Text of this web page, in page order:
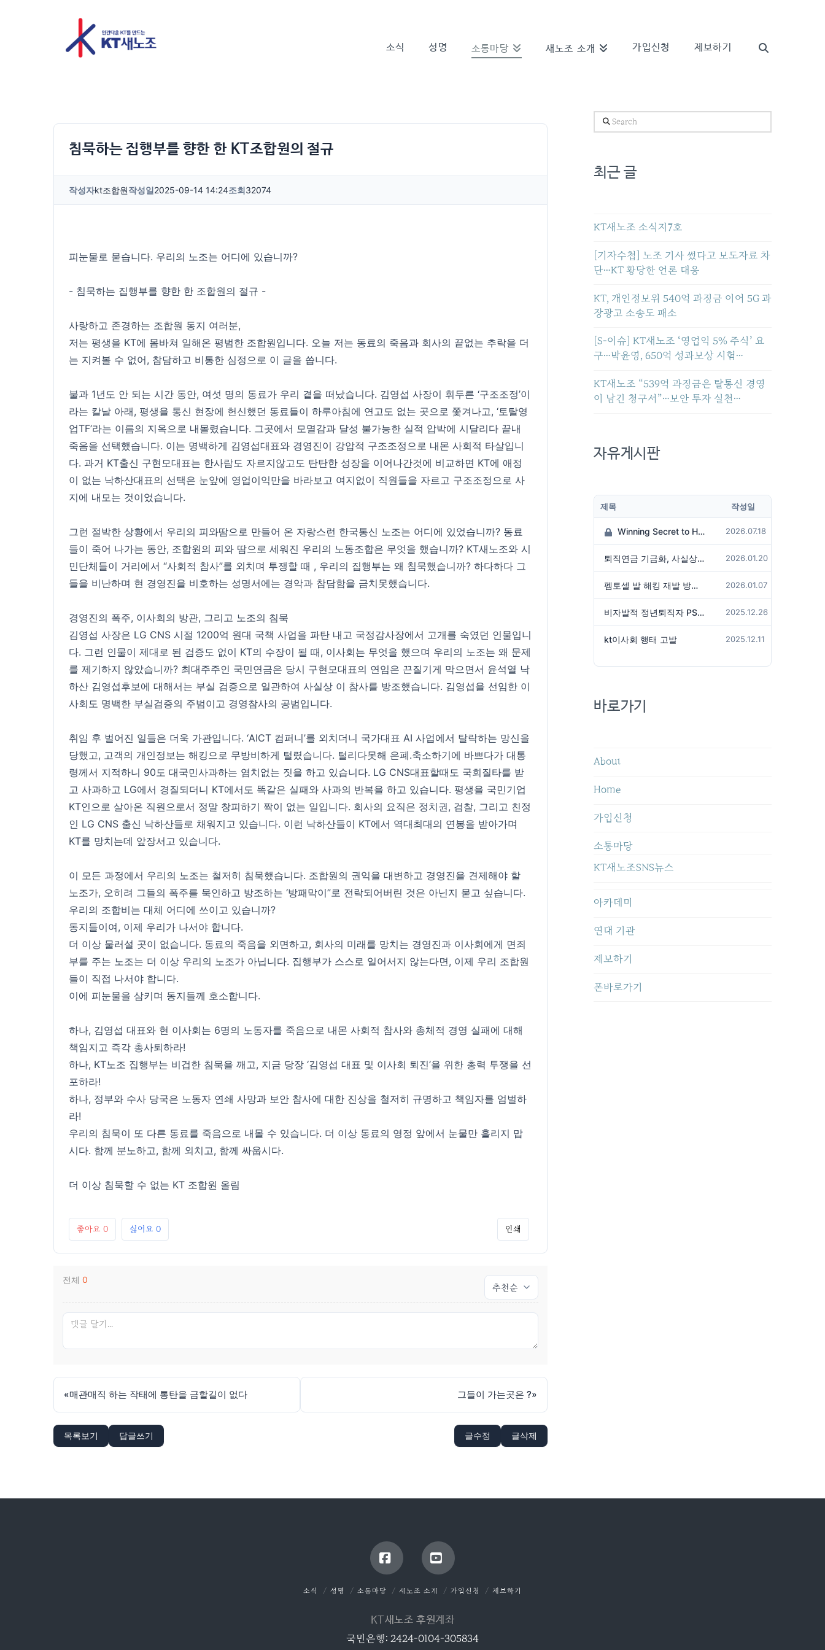
소식 성명 소통마당 새노조 소개 가입신청 제보하기
침묵하는 집행부를 향한 한 KT조합원의 절규
작성자kt조합원작성일2025-09-14 14:24조회32074
피눈물로 묻습니다. 우리의 노조는 어디에 있습니까?
- 침묵하는 집행부를 향한 한 조합원의 절규 -
사랑하고 존경하는 조합원 동지 여러분,
저는 평생을 KT에 몸바쳐 일해온 평범한 조합원입니다. 오늘 저는 동료의 죽음과 회사의 끝없는 추락을 더
는 지켜볼 수 없어, 참담하고 비통한 심정으로 이 글을 씁니다.
불과 1년도 안 되는 시간 동안, 여섯 명의 동료가 우리 곁을 떠났습니다. 김영섭 사장이 휘두른 ‘구조조정’이
라는 칼날 아래, 평생을 통신 현장에 헌신했던 동료들이 하루아침에 연고도 없는 곳으로 쫓겨나고, ‘토탈영
업TF’라는 이름의 지옥으로 내몰렸습니다. 그곳에서 모멸감과 달성 불가능한 실적 압박에 시달리다 끝내
죽음을 선택했습니다. 이는 명백하게 김영섭대표와 경영진이 강압적 구조조정으로 내몬 사회적 타살입니
다. 과거 KT출신 구현모대표는 한사람도 자르지않고도 탄탄한 성장을 이어나간것에 비교하면 KT에 애정
이 없는 낙하산대표의 선택은 눈앞에 영업이익만을 바라보고 여지없이 직원들을 자르고 구조조정으로 사
지에 내모는 것이었습니다.
그런 절박한 상황에서 우리의 피와땀으로 만들어 온 자랑스런 한국통신 노조는 어디에 있었습니까? 동료
들이 죽어 나가는 동안, 조합원의 피와 땀으로 세워진 우리의 노동조합은 무엇을 했습니까? KT새노조와 시
민단체들이 거리에서 “사회적 참사”를 외치며 투쟁할 때 , 우리의 집행부는 왜 침묵했습니까? 하다하다 그
들을 비난하며 현 경영진을 비호하는 성명서에는 경악과 참담함을 금치못했습니다.
경영진의 폭주, 이사회의 방관, 그리고 노조의 침묵
김영섭 사장은 LG CNS 시절 1200억 원대 국책 사업을 파탄 내고 국정감사장에서 고개를 숙였던 인물입니
다. 그런 인물이 제대로 된 검증도 없이 KT의 수장이 될 때, 이사회는 무엇을 했으며 우리의 노조는 왜 문제
를 제기하지 않았습니까? 최대주주인 국민연금은 당시 구현모대표의 연임은 끈질기게 막으면서 윤석열 낙
하산 김영섭후보에 대해서는 부실 검증으로 일관하여 사실상 이 참사를 방조했습니다. 김영섭을 선임한 이
사회도 명백한 부실검증의 주범이고 경영참사의 공범입니다.
취임 후 벌어진 일들은 더욱 가관입니다. ‘AICT 컴퍼니’를 외치더니 국가대표 AI 사업에서 탈락하는 망신을
당했고, 고객의 개인정보는 해킹으로 무방비하게 털렸습니다. 털리다못해 은폐.축소하기에 바쁘다가 대통
령께서 지적하니 90도 대국민사과하는 염치없는 짓을 하고 있습니다. LG CNS대표할때도 국회질타를 받
고 사과하고 LG에서 경질되더니 KT에서도 똑같은 실패와 사과의 반복을 하고 있습니다. 평생을 국민기업
KT인으로 살아온 직원으로서 정말 창피하기 짝이 없는 일입니다. 회사의 요직은 정치권, 검찰, 그리고 친정
인 LG CNS 출신 낙하산들로 채워지고 있습니다. 이런 낙하산들이 KT에서 역대최대의 연봉을 받아가며
KT를 망치는데 앞장서고 있습니다.
이 모든 과정에서 우리의 노조는 철저히 침묵했습니다. 조합원의 권익을 대변하고 경영진을 견제해야 할
노조가, 오히려 그들의 폭주를 묵인하고 방조하는 ‘방패막이”로 전락되어버린 것은 아닌지 묻고 싶습니다.
우리의 조합비는 대체 어디에 쓰이고 있습니까?
동지들이여, 이제 우리가 나서야 합니다.
더 이상 물러설 곳이 없습니다. 동료의 죽음을 외면하고, 회사의 미래를 망치는 경영진과 이사회에게 면죄
부를 주는 노조는 더 이상 우리의 노조가 아닙니다. 집행부가 스스로 일어서지 않는다면, 이제 우리 조합원
들이 직접 나서야 합니다.
이에 피눈물을 삼키며 동지들께 호소합니다.
하나, 김영섭 대표와 현 이사회는 6명의 노동자를 죽음으로 내몬 사회적 참사와 총체적 경영 실패에 대해
책임지고 즉각 총사퇴하라!
하나, KT노조 집행부는 비겁한 침묵을 깨고, 지금 당장 ‘김영섭 대표 및 이사회 퇴진’을 위한 총력 투쟁을 선
포하라!
하나, 정부와 수사 당국은 노동자 연쇄 사망과 보안 참사에 대한 진상을 철저히 규명하고 책임자를 엄벌하
라!
우리의 침묵이 또 다른 동료를 죽음으로 내몰 수 있습니다. 더 이상 동료의 영정 앞에서 눈물만 흘리지 맙
시다. 함께 분노하고, 함께 외치고, 함께 싸웁시다.
더 이상 침묵할 수 없는 KT 조합원 올림
좋아요 0 싫어요 0 인쇄
전체 0
«매관매직 하는 작태에 통탄을 금할길이 없다 그들이 가는곳은 ?»
목록보기 답글쓰기 글수정 글삭제
Search
최근 글
KT새노조 소식지7호
[기자수첩] 노조 기사 썼다고 보도자료 차
단…KT 황당한 언론 대응
KT, 개인정보위 540억 과징금 이어 5G 과
장광고 소송도 패소
[S-이슈] KT새노조 ‘영업익 5% 주식’ 요
구…박윤영, 650억 성과보상 시험…
KT새노조 “539억 과징금은 탈통신 경영
이 남긴 청구서”…보안 투자 실천…
자유게시판
제목 작성일
Winning Secret to Hit the Jackpot! 2026.07.18
퇴직연금 기금화, 사실상 국가가 관리하겠다는 것인가? 2026.01.20
펨토셀 발 해킹 재발 방지 위해서는 2026.01.07
비자발적 정년퇴직자 PS성과급 미지급은 임금체불 아닌가? 2025.12.26
kt이사회 행태 고발 2025.12.11
바로가기
About
Home
가입신청
소통마당
KT새노조SNS뉴스
아카데미
연대 기관
제보하기
폰바로가기
Facebook YouTube
소식 성명 소통마당 새노조 소개 가입신청 제보하기
KT새노조 후원계좌
국민은행: 2424-0104-305834